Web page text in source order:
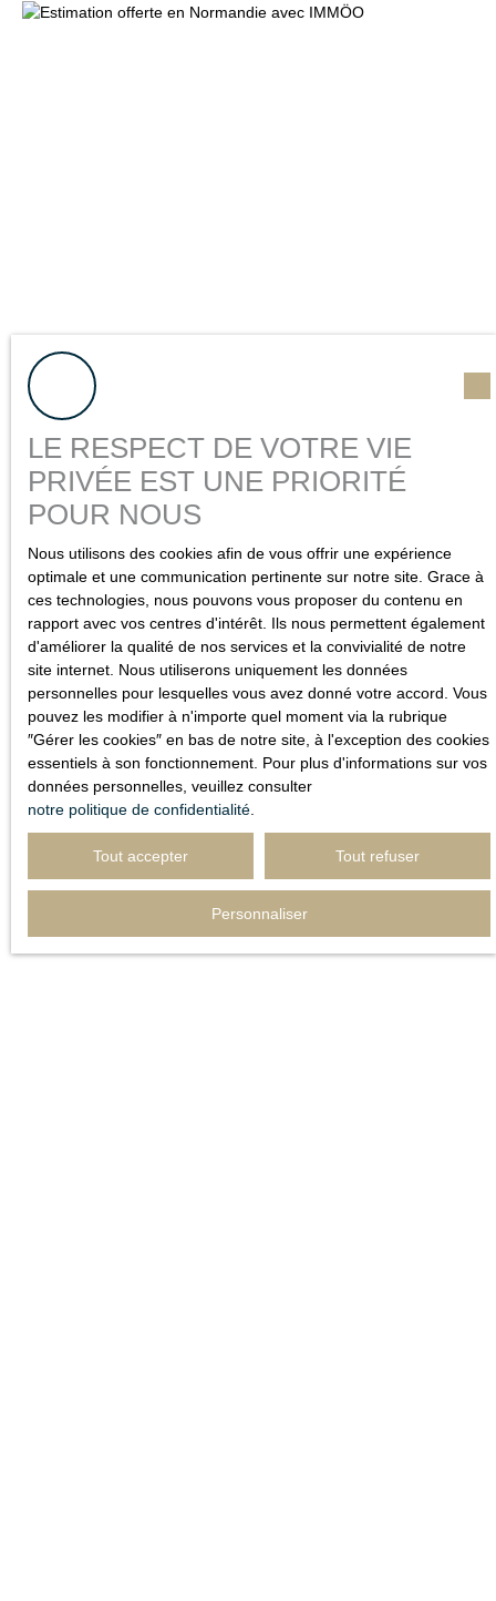
Propriétaire d'un bien
à estimer
Si vous possédez un appartement, une maison ou un
terrain dont vous souhaitez connaître le prix, vous frappez
à la bonne porte en vous adressant à nous. Chez
48h, avec dossier complet.C'est fiable et sans frais.
Adresse de votre bien
Estimer mon bien
LE RESPECT DE VOTRE VIE
PRIVÉE EST UNE PRIORITÉ
POUR NOUS
Nous utilisons des cookies afin de vous offrir une expérience
optimale et une communication pertinente sur notre site. Grace à
ces technologies, nous pouvons vous proposer du contenu en
rapport avec vos centres d'intérêt. Ils nous permettent également
d'améliorer la qualité de nos services et la convivialité de notre
site internet. Nous utiliserons uniquement les données
personnelles pour lesquelles vous avez donné votre accord. Vous
pouvez les modifier à n'importe quel moment via la rubrique
″Gérer les cookies″ en bas de notre site, à l'exception des cookies
essentiels à son fonctionnement. Pour plus d'informations sur vos
données personnelles, veuillez consulter
notre politique de confidentialité
Tout accepter Tout refuser
Personnaliser